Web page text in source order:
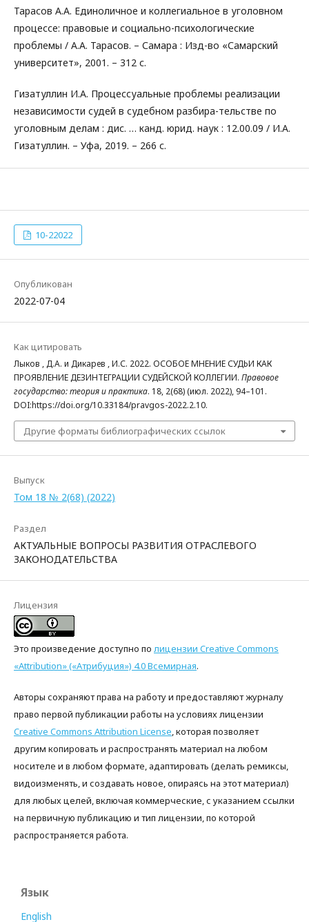
Тарасов А.А. Единоличное и коллегиальное в уголовном
процессе: правовые и социально-психологические
проблемы / А.А. Тарасов. – Самара : Изд-во «Самарский
университет», 2001. – 312 с.
Гизатуллин И.А. Процессуальные проблемы реализации
независимости судей в судебном разбира-тельстве по
уголовным делам : дис. … канд. юрид. наук : 12.00.09 / И.А.
Гизатуллин. – Уфа, 2019. – 266 с.
10-22022
Опубликован
2022-07-04
Как цитировать
Лыков , Д.А. и Дикарев , И.С. 2022. ОСОБОЕ МНЕНИЕ СУДЬИ КАК
ПРОЯВЛЕНИЕ ДЕЗИНТЕГРАЦИИ СУДЕЙСКОЙ КОЛЛЕГИИ. Правовое
государство: теория и практика. 18, 2(68) (июл. 2022), 94–101.
DOI:https://doi.org/10.33184/pravgos-2022.2.10.
Другие форматы библиографических ссылок
Выпуск
Том 18 № 2(68) (2022)
Раздел
АКТУАЛЬНЫЕ ВОПРОСЫ РАЗВИТИЯ ОТРАСЛЕВОГО
ЗАКОНОДАТЕЛЬСТВА
Лицензия
Это произведение доступно по лицензии Creative Commons
«Attribution» («Атрибуция») 4.0 Всемирная.
Авторы сохраняют права на работу и предоставляют журналу
право первой публикации работы на условиях лицензии
Creative Commons Attribution License, которая позволяет
другим копировать и распространять материал на любом
носителе и в любом формате, адаптировать (делать ремиксы,
видоизменять, и создавать новое, опираясь на этот материал)
для любых целей, включая коммерческие, с указанием ссылки
на первичную публикацию и тип лицензии, по которой
распространяется работа.
Язык
English